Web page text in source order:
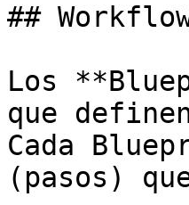
##
Los
que
Cada
(pasos)